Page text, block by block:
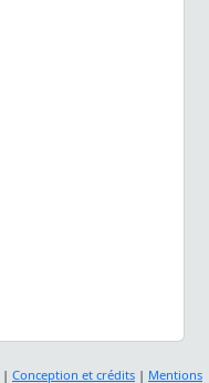
| Conception et crédits | Mentions